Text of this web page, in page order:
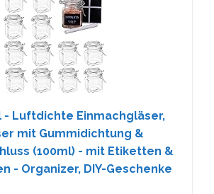
- Luftdichte Einmachgläser,
mit Gummidichtung &
(100ml) - mit Etiketten &
- Organizer, DIY-Geschenke